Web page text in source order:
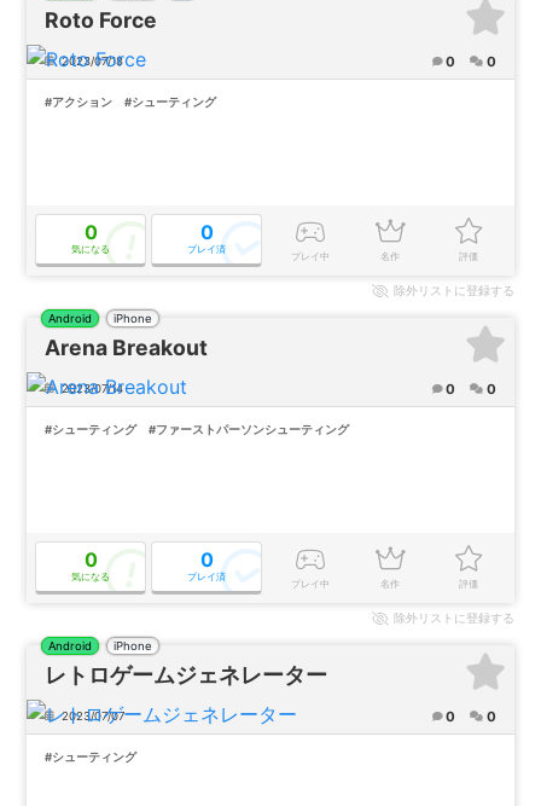
Roto Force
2023/07/18 0 0
#アクション #シューティング
0
気になる
0
プレイ済
プレイ中 名作 評価
除外リストに登録する
Arena Breakout
Android iPhone
2023/07/14 0 0
#シューティング #ファーストパーソンシューティング
0
気になる
0
プレイ済
プレイ中 名作 評価
除外リストに登録する
レトロゲームジェネレーター
Android iPhone
2023/07/07 0 0
#シューティング